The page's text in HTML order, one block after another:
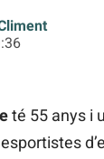
té 55 anys i